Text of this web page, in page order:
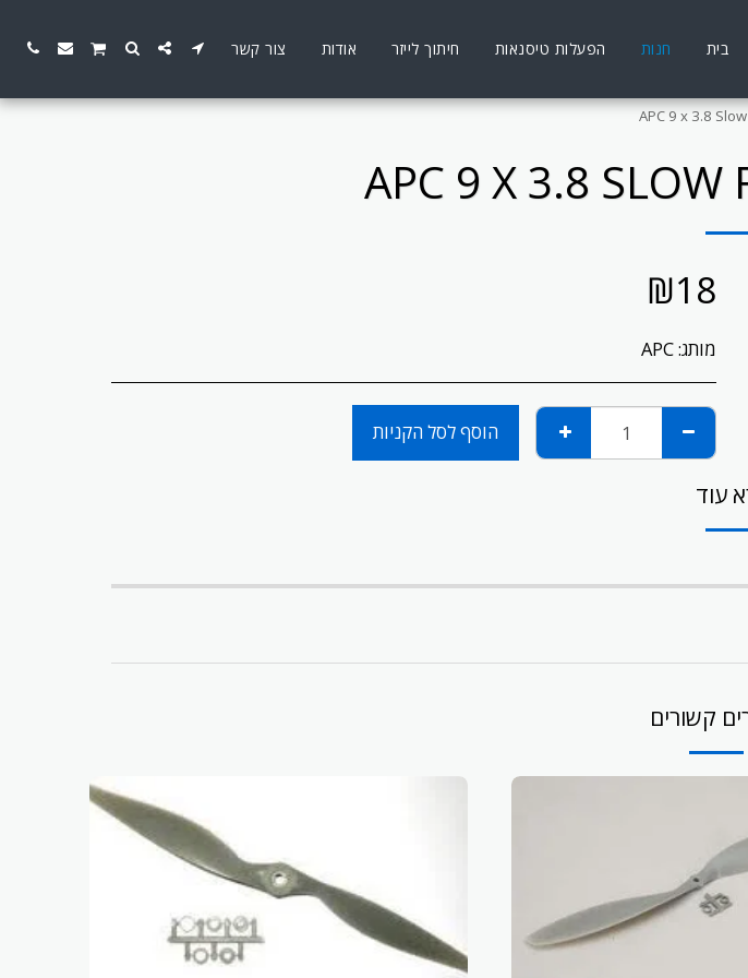
בית חנות הפעלות טיסנאות חיתוך לייזר אודות צור קשר
APC 9 x 3.8
APC 9 X 3.8 SLOW
₪18
מותג:APC
הוסף לסל הקניות
עוד
קשורים